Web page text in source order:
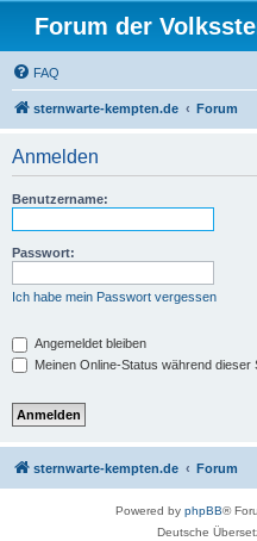
Forum der
FAQ
sternwarte-kempten.de Forum
Anmelden
Benutzername:
Passwort:
Ich habe mein Passwort vergessen
Angemeldet bleiben
Meinen Online-Status während dieser
sternwarte-kempten.de Forum
Powered by phpBB®
Deutsche